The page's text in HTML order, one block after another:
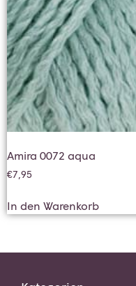
Amira 0072 aqua
€7,95
In den Warenkorb